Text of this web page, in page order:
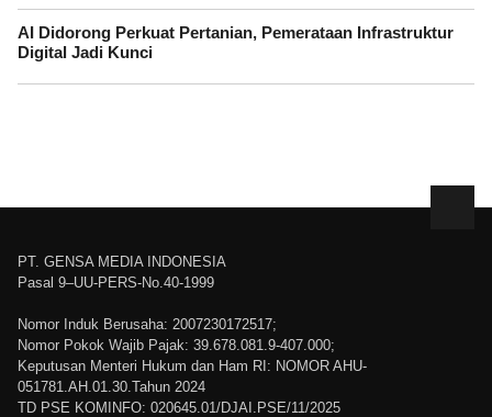
AI Didorong Perkuat Pertanian, Pemerataan Infrastruktur
Digital Jadi Kunci
PT. GENSA MEDIA INDONESIA
Pasal 9–UU-PERS-No.40-1999
Nomor Induk Berusaha: 2007230172517;
Nomor Pokok Wajib Pajak: 39.678.081.9-407.000;
Keputusan Menteri Hukum dan Ham RI: NOMOR AHU-
051781.AH.01.30.Tahun 2024
TD PSE KOMINFO: 020645.01/DJAI.PSE/11/2025